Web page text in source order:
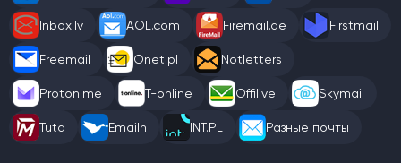
Inbox.lv AOL.com Firemail.de Firstmail
Freemail Onet.pl Notletters
Proton.me T-online Offilive Skymail
Tuta Emailn INT.PL Разные почты